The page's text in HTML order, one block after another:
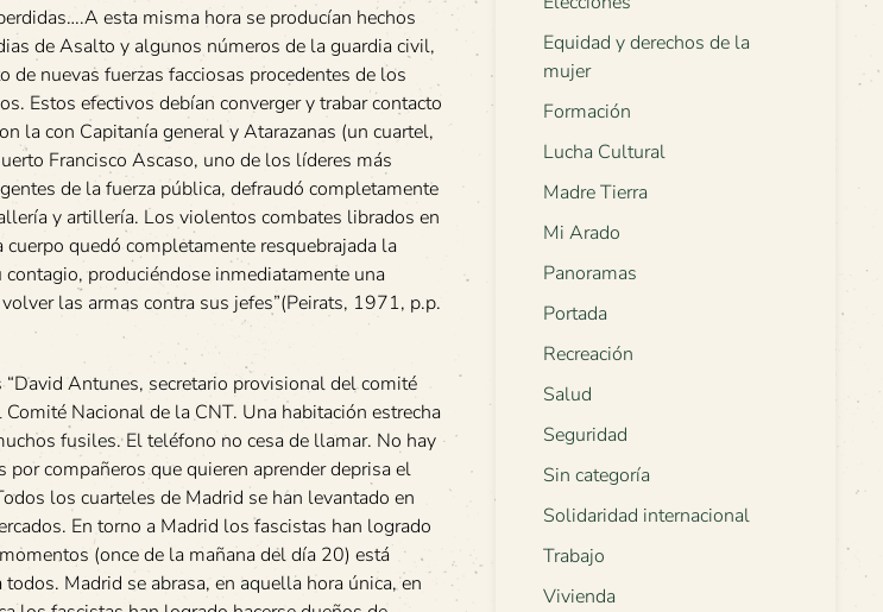
esta misma hora se producían hechos
de Asalto y algunos números de la guardia civil,
nuevas fuerzas facciosas procedentes de los
Estos efectivos debían converger y trabar contacto
la con Capitanía general y Atarazanas (un cuartel,
Francisco Ascaso, uno de los líderes más
de la fuerza pública, defraudó completamente
y artillería. Los violentos combates librados en
quedó completamente resquebrajada la
produciéndose inmediatamente una
las armas contra sus jefes”(Peirats, 1971, p.p.
Antunes, secretario provisional del comité
Nacional de la CNT. Una habitación estrecha
fusiles. El teléfono no cesa de llamar. No hay
compañeros que quieren aprender deprisa el
los cuarteles de Madrid se han levantado en
En torno a Madrid los fascistas han logrado
(once de la mañana del día 20) está
Madrid se abrasa, en aquella hora única, en
Equidad y derechos de la
mujer
Formación
Lucha Cultural
Madre Tierra
Mi Arado
Panoramas
Portada
Recreación
Salud
Seguridad
Sin categoría
Solidaridad internacional
Trabajo
Vivienda